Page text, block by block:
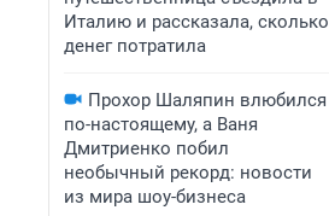
Италию и рассказала, сколько
денег потратила
Прохор Шаляпин влюбился
по-настоящему, а Ваня
Дмитриенко побил
необычный рекорд: новости
из мира шоу-бизнеса